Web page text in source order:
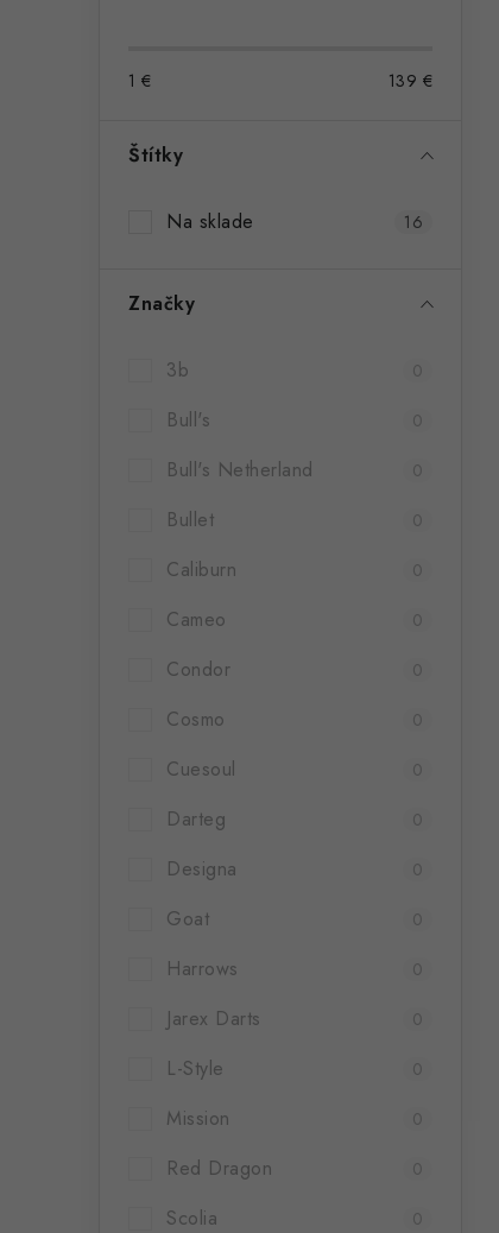
1 € 139 €
Štítky
Na sklade 16
Značky
3b 0
Bull's 0
Bull's Netherland 0
Bullet 0
Caliburn 0
Cameo 0
Condor 0
Cosmo 0
Cuesoul 0
Darteg 0
Designa 0
Goat 0
Harrows 0
Jarex Darts 0
L-Style 0
Mission 0
Red Dragon 0
Scolia 0